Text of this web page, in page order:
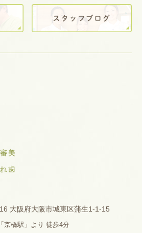
美
歯
大阪府大阪市城東区蒲生1-1-15
京橋駅」より 徒歩4分